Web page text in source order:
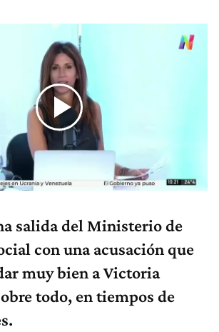
salida del Ministerio de
con una acusación que
muy bien a Victoria
todo, en tiempos de